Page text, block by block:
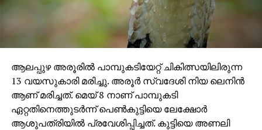
ആലപ്പുഴ അരൂരില്‍ പാമ്പുകടിയേറ്റ് ചികിത്സയിലിരുന്ന
13 വയസുകാരി മരിച്ചു. അരൂര്‍ സ്വദേശി നിയ ലെനിന്‍
ആണ് മരിച്ചത്. മെയ് 8 നാണ് പാമ്പുകടി
ഏറ്റതിനെത്തുടര്‍ന്ന് പെണ്‍കുട്ടിയെ ലേക്ഷോര്‍
ആശുപത്രിയില്‍ പ്രവേശിപ്പിച്ചത്. കുട്ടിയെ അണലി